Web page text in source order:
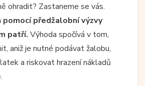
ohradit? Zastaneme se vás.
pomocí předžalobní výzvy
patří. Výhoda spočívá v tom,
aniž je nutné podávat žalobu,
a riskovat hrazení nákladů